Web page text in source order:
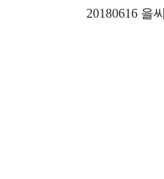
20180616 을